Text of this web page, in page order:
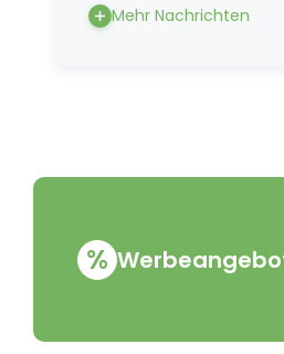
Mehr Nachrichten
%